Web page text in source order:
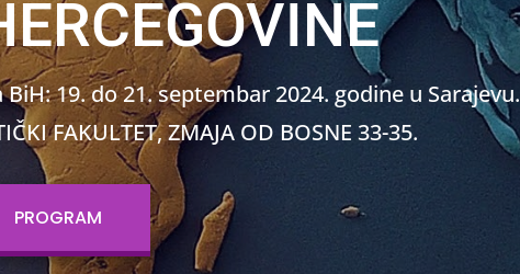
19. do 21. septembar 2024. godine u Sarajevu.
FAKULTET, ZMAJA OD BOSNE 33-35.
PROGRAM